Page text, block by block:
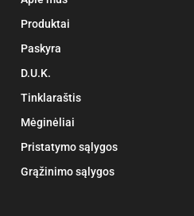
Produktai
Paskyra
D.U.K.
Tinklaraštis
Mėginėliai
Pristatymo sąlygos
Grąžinimo sąlygos